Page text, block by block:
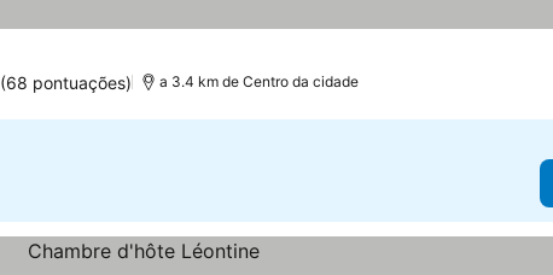
(68 pontuações) a 3.4 km de Centro da cidade